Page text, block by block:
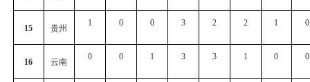
15 贵州
1 0 0 3 2 2 1 0
16 云南
0 0 1 3 3 1 0 0